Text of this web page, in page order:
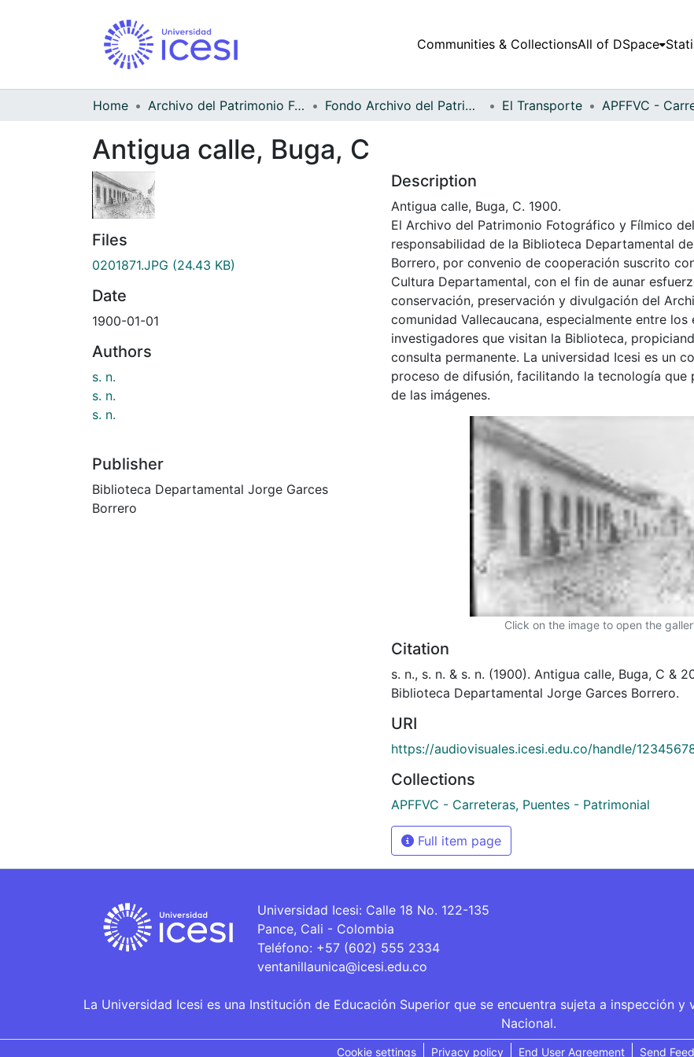
Communities & CollectionsAll of DSpace
Home Archivo del Patrimonio Fotográfico y Fílmico del Valle del Cauca Fondo Archivo del Patrimonio Fotográfico y Fílmico del Valle del Cauca El Transporte
Antigua calle, Buga, C
Files
0201871.JPG (24.43 KB)
Date
1900-01-01
Authors
s. n.
s. n.
s. n.
Publisher
Biblioteca Departamental Jorge Garces
Borrero
Description
Antigua calle, Buga, C. 1900.
El Archivo del Patrimonio Fotográfico y Fílmico
responsabilidad de la Biblioteca Departamental
Borrero, por convenio de cooperación suscrito
Cultura Departamental, con el fin de aunar
conservación, preservación y divulgación del
comunidad Vallecaucana, especialmente entre los
investigadores que visitan la Biblioteca,
consulta permanente. La universidad Icesi es un
proceso de difusión, facilitando la tecnología que
de las imágenes.
Click on the image to open the
Citation
s. n., s. n. & s. n. (1900). Antigua calle, Buga, C &
Biblioteca Departamental Jorge Garces Borrero.
URI
https://audiovisuales.icesi.edu.co/handle/
Collections
APFFVC - Carreteras, Puentes - Patrimonial
Full item page
Universidad Icesi: Calle 18 No. 122-135
Pance, Cali - Colombia
Teléfono: +57 (602) 555 2334
ventanillaunica@icesi.edu.co
La Universidad Icesi es una Institución de Educación Superior que se encuentra sujeta a inspección y
Nacional.
Cookie settings Privacy policy End User Agreement Send